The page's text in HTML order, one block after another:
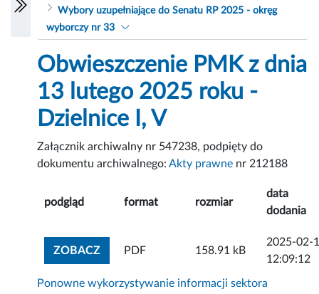
Wybory uzupełniające do Senatu RP 2025 - okręg
wyborczy nr 33
Obwieszczenie PMK z dnia
13 lutego 2025 roku -
Dzielnice I, V
Załącznik archiwalny nr 547238, podpięty do
dokumentu archiwalnego:Akty prawne nr 212188
podgląd format rozmiar
data
dodania
ZOBACZZOBACZ ZAŁĄCZNIK
PDF 158.91 kB
2025-02-
12:09:12
Ponowne wykorzystywanie informacji sektora